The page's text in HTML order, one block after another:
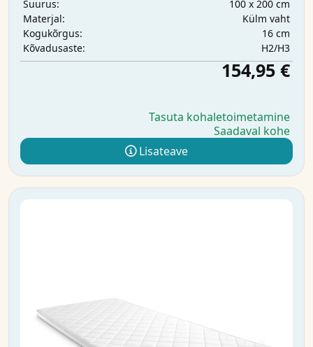
Suurus:
100 x 200 cm
Materjal:
Külm vaht
Kogukõrgus:
16 cm
Kõvadusaste:
H2/H3
154,95 €
Tasuta kohaletoimetamine
Saadaval kohe
Lisateave